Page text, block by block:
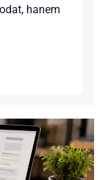
hanem